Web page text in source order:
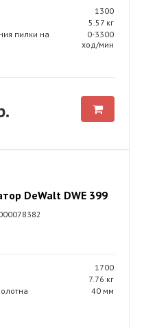
1300
5.57 кг
пилки на
0-3300
ход/мин
DeWalt DWE 399
1700
7.76 кг
40 мм